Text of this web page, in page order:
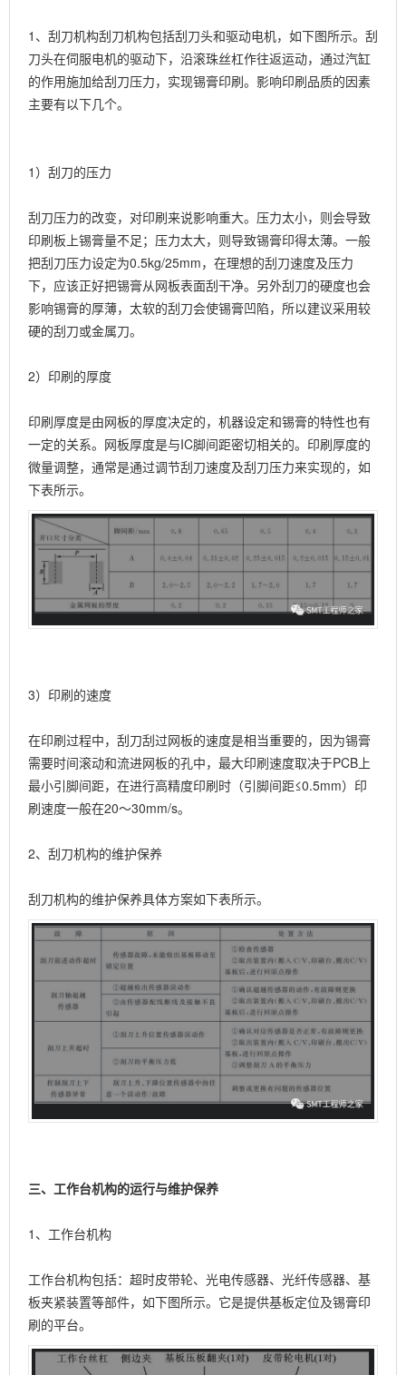
1、刮刀机构刮刀机构包括刮刀头和驱动电机，如下图所示。刮
刀头在伺服电机的驱动下，沿滚珠丝杠作往返运动，通过汽缸
的作用施加给刮刀压力，实现锡膏印刷。影响印刷品质的因素
主要有以下几个。
1）刮刀的压力
刮刀压力的改变，对印刷来说影响重大。压力太小，则会导致
印刷板上锡膏量不足；压力太大，则导致锡膏印得太薄。一般
把刮刀压力设定为0.5kg/25mm，在理想的刮刀速度及压力
下，应该正好把锡膏从网板表面刮干净。另外刮刀的硬度也会
影响锡膏的厚薄，太软的刮刀会使锡膏凹陷，所以建议采用较
硬的刮刀或金属刀。
2）印刷的厚度
印刷厚度是由网板的厚度决定的，机器设定和锡膏的特性也有
一定的关系。网板厚度是与IC脚间距密切相关的。印刷厚度的
微量调整，通常是通过调节刮刀速度及刮刀压力来实现的，如
下表所示。
3）印刷的速度
在印刷过程中，刮刀刮过网板的速度是相当重要的，因为锡膏
需要时间滚动和流进网板的孔中，最大印刷速度取决于PCB上
最小引脚间距，在进行高精度印刷时（引脚间距≤0.5mm）印
刷速度一般在20～30mm/s。
2、刮刀机构的维护保养
刮刀机构的维护保养具体方案如下表所示。
三、工作台机构的运行与维护保养
1、工作台机构
工作台机构包括：超时皮带轮、光电传感器、光纤传感器、基
板夹紧装置等部件，如下图所示。它是提供基板定位及锡膏印
刷的平台。